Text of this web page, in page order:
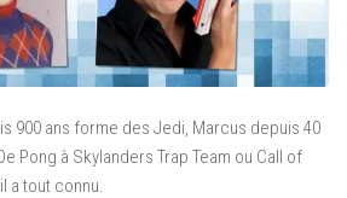
900 ans forme des Jedi, Marcus depuis 40
Pong à Skylanders Trap Team ou Call of
a tout connu.